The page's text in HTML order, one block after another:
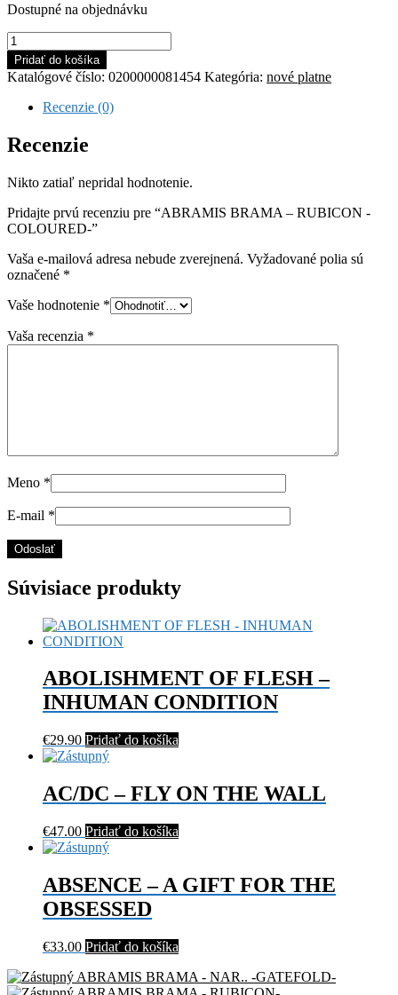
Dostupné na objednávku
množstvo
ABRAMIS
BRAMA
-
RUBICON
COLOURED-
Pridať do košíka
Katalógové číslo: 0200000081454 Kategória: nové platne
Recenzie (0)
Recenzie
Nikto zatiaľ nepridal hodnotenie.
Pridajte prvú recenziu pre “ABRAMIS BRAMA – RUBICON -
COLOURED-”
Vaša e-mailová adresa nebude zverejnená. Vyžadované polia sú
označené *
Vaše hodnotenie *
Vaša recenzia *
Meno *
E-mail *
Súvisiace produkty
ABOLISHMENT OF FLESH –
INHUMAN CONDITION
€29.90 Pridať do košíka
AC/DC – FLY ON THE WALL
€47.00 Pridať do košíka
ABSENCE – A GIFT FOR THE
OBSESSED
€33.00 Pridať do košíka
ABRAMIS BRAMA - NAR.. -GATEFOLD-